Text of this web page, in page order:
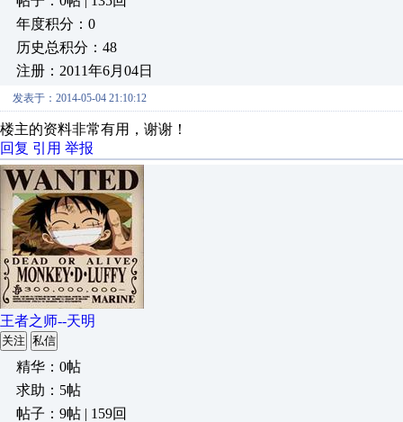
年度积分：0
历史总积分：48
注册：2011年6月04日
发表于：2014-05-04 21:10:12
楼主的资料非常有用，谢谢！
回复 引用 举报
王者之师--天明
关注 私信
精华：0帖
求助：5帖
帖子：9帖 | 159回